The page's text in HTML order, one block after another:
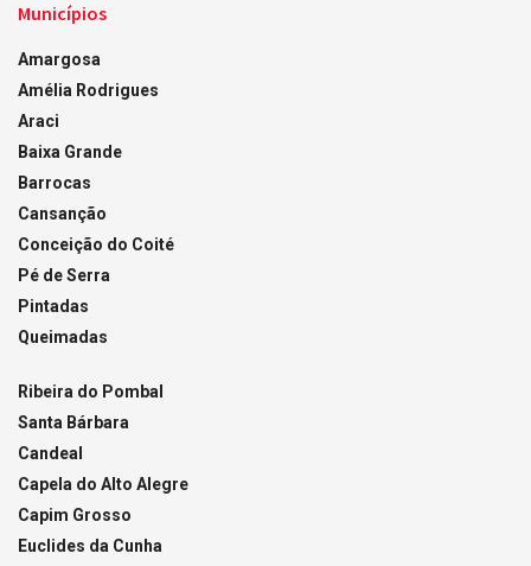
Municípios
Amargosa
Amélia Rodrigues
Araci
Baixa Grande
Barrocas
Cansanção
Conceição do Coité
Pé de Serra
Pintadas
Queimadas
Ribeira do Pombal
Santa Bárbara
Candeal
Capela do Alto Alegre
Capim Grosso
Euclides da Cunha